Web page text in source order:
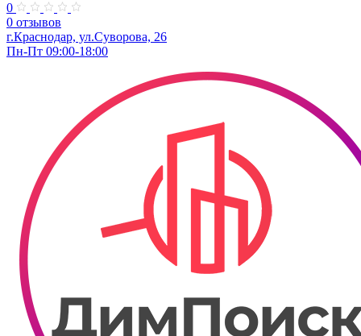
0
0 отзывов
г.Краснодар, ул.Суворова, 26
Пн-Пт 09:00-18:00